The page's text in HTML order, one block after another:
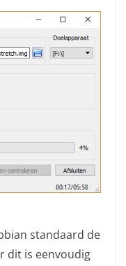
standaard de
dit is eenvoudig